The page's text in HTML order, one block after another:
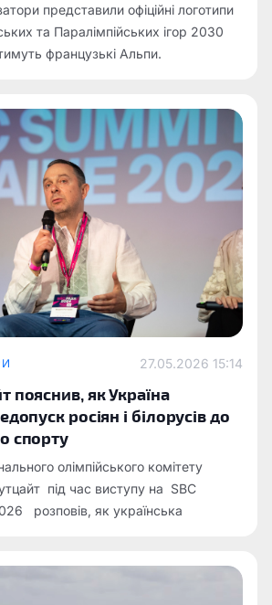
представили офіційні логотипи
та Паралімпійських ігор 2030
французькі Альпи.
27.05.2026 15:14
пояснив, як Україна
росіян і білорусів до
спорту
олімпійського комітету
під час виступу на SBC
розповів, як українська